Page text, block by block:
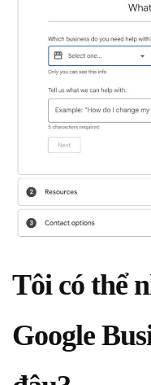
Tôi có thể
Google